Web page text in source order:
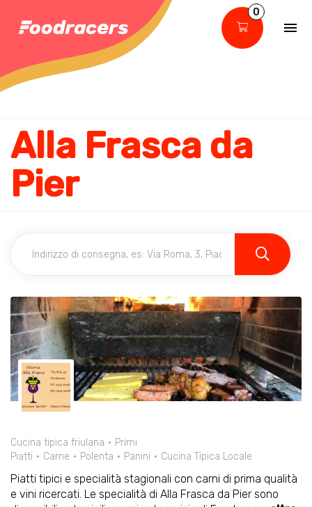
0
Alla Frasca da
Pier
Cucina tipica friulana
Primi
Piatti
Carne Polenta Panini Cucina Tipica Locale
Piatti tipici e specialità stagionali con carni di prima qualità
e vini ricercati. Le specialità di Alla Frasca da Pier sono